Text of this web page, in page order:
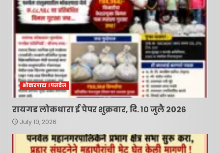
3
July 10, 2026
4
नवी मुंबई आंतरराष्ट्रीय विमानतळ
नामकरणाचा लढा अधिक तीव्र
करणार – सचिन केणी…
July 10, 2026
5
महात्मा फुले जनआरोग्य योजनेत
आमूलाग्र बदलांचे संकेत; आमदार
प्रशांत ठाकूर यांच्या पाठपुराव्याला
July 10, 2026
भोकरपाडा l पनवेल
रायगड लोकधारा ई पेपर शुक्रवार, दि. १० जुलै २०२६
July 10, 2026